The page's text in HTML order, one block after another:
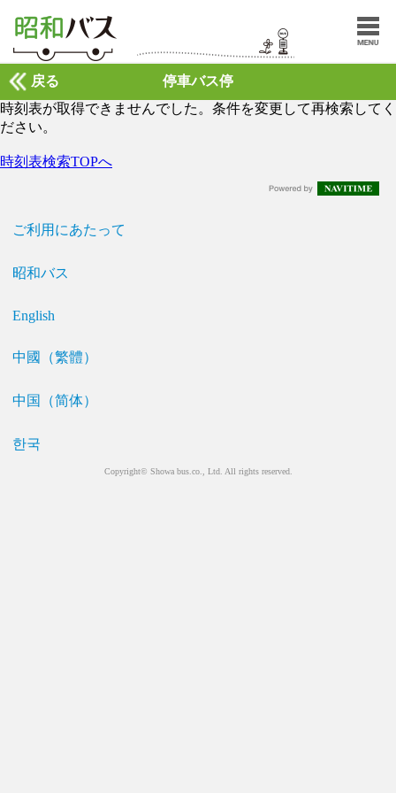
停車バス停
戻る
時刻表が取得できませんでした。条件を変更して再検索してく
ださい。
時刻表検索TOPへ
ご利用にあたって
昭和バス
English
中國（繁體）
中国（简体）
한국
Copyright© Showa bus.co., Ltd. All rights reserved.